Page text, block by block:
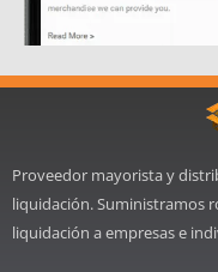
Proveedor mayorista y
liquidación. Suministramos
liquidación a empresas e